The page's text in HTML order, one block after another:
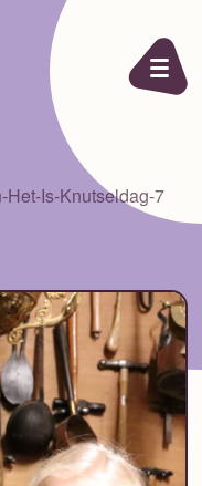
de inhoud
Het-Is-Knutseldag-7